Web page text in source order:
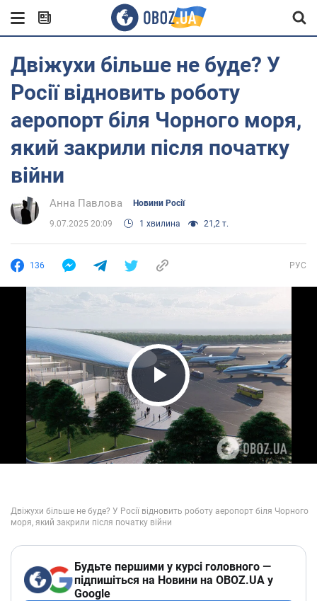
Двіжухи більше не буде? У
Росії відновить роботу
аеропорт біля Чорного моря,
який закрили після початку
війни
Анна Павлова Новини Росії
9.07.2025 20:09 1 хвилина 21,2 т.
136 РУС
Play Video
Будьте першими у курсі головного —
підпишіться на Новини на OBOZ.UA у
Google